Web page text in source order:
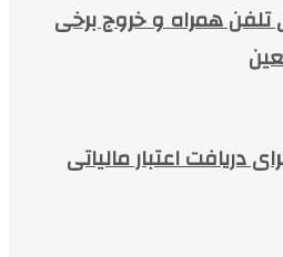
همراه و خروج برخی
دریافت اعتبار مالیاتی